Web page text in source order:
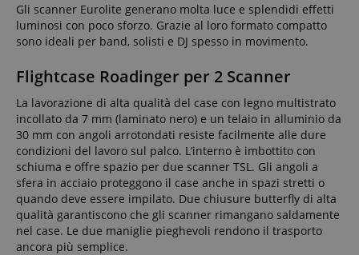
Gli scanner Eurolite generano molta luce e splendidi effetti
luminosi con poco sforzo. Grazie al loro formato compatto
sono ideali per band, solisti e DJ spesso in movimento.
Flightcase Roadinger per 2 Scanner
La lavorazione di alta qualità del case con legno multistrato
incollato da 7 mm (laminato nero) e un telaio in alluminio da
30 mm con angoli arrotondati resiste facilmente alle dure
condizioni del lavoro sul palco. L’interno è imbottito con
schiuma e offre spazio per due scanner TSL. Gli angoli a
sfera in acciaio proteggono il case anche in spazi stretti o
quando deve essere impilato. Due chiusure butterfly di alta
qualità garantiscono che gli scanner rimangano saldamente
nel case. Le due maniglie pieghevoli rendono il trasporto
ancora più semplice.